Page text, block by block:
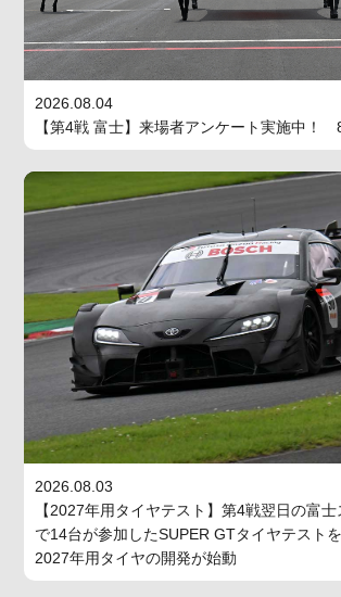
2026.08.04
【第4戦 富士】来場者アンケート実施中！
2026.08.03
【2027年用タイヤテスト】第4戦翌日の富
で14台が参加したSUPER GTタイヤテスト
2027年用タイヤの開発が始動